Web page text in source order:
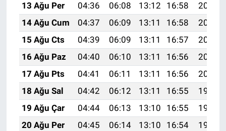
13 Ağu Per
04:36 06:08 13:12 16:58
20:05
14 Ağu Cum
04:37 06:09 13:11 16:58
20:04
15 Ağu Cts
04:39 06:09 13:11 16:57
20:03
16 Ağu Paz
04:40 06:10 13:11 16:56
20:02
17 Ağu Pts
04:41 06:11 13:11 16:56
20:00
18 Ağu Sal
04:42 06:12 13:11 16:55
19:59
19 Ağu Çar
04:44 06:13 13:10 16:55
19:58
20 Ağu Per
04:45 06:14 13:10 16:54
19:56